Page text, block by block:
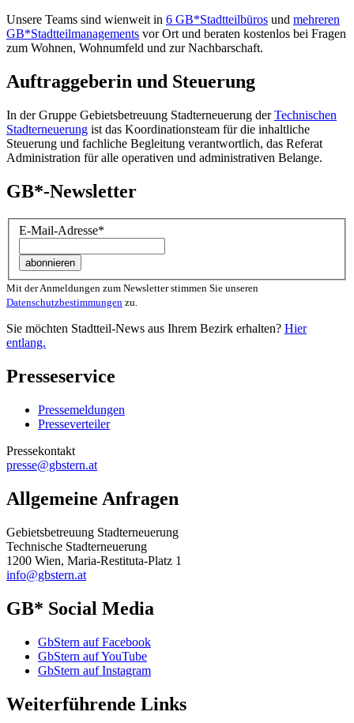
Unsere Teams sind wienweit in 6 GB*Stadtteilbüros und mehreren
GB*Stadtteilmanagements vor Ort und beraten kostenlos bei Fragen
zum Wohnen, Wohnumfeld und zur Nachbarschaft.
Auftraggeberin und Steuerung
In der Gruppe Gebietsbetreuung Stadterneuerung derTechnischen
Stadterneuerung ist das Koordinationsteam für die inhaltliche
Steuerung und fachliche Begleitung verantwortlich, das Referat
Administration für alle operativen und administrativen Belange.
GB*-Newsletter
E-Mail-Adresse*
Mit der Anmeldungen zum Newsletter stimmen Sie unseren
Datenschutzbestimmungen zu.
Sie möchten Stadtteil-News aus Ihrem Bezirk erhalten? Hier
entlang.
Presseservice
Pressemeldungen
Presseverteiler
Pressekontakt
presse@gbstern.at
Allgemeine Anfragen
Gebietsbetreuung Stadterneuerung
Technische Stadterneuerung
1200 Wien, Maria-Restituta-Platz 1
info@gbstern.at
GB* Social Media
GbStern auf Facebook
GbStern auf YouTube
GbStern auf Instagram
Weiterführende Links